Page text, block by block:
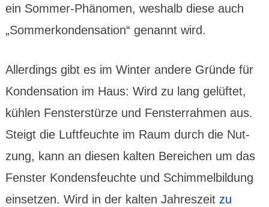
ein Sommer-Phänomen, weshalb diese auch
„Sommer­konden­sation“ genannt wird.
Aller­dings gibt es im Winter andere Gründe für
Konden­sation im Haus: Wird zu lang gelüftet,
kühlen Fenster­stürze und Fenster­rahmen aus.
Steigt die Luft­feuchte im Raum durch die Nut­
zung, kann an diesen kalten Bereichen um das
Fenster Kondens­feuchte und Schimmel­bildung
einsetzen. Wird in der kalten Jahres­zeit zu